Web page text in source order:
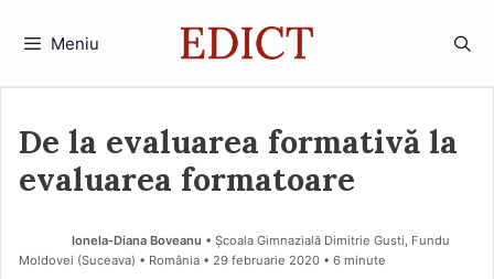
Meniu
De la evaluarea formativă la
evaluarea formatoare
Ionela-Diana Boveanu • Școala Gimnazială Dimitrie Gusti, Fundu
Moldovei (Suceava) • România
29 februarie 2020 • 6 minute